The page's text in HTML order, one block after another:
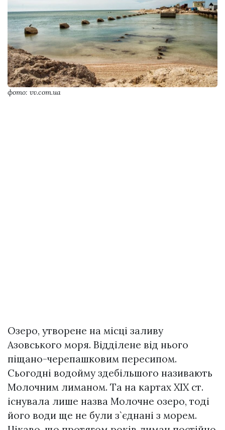
фото: vv.com.ua
Озеро, утворене на місці заливу
Азовського моря. Відділене від нього
піщано-черепашковим пересипом.
Сьогодні водойму здебільшого називають
Молочним лиманом. Та на картах XIX ст.
існувала лише назва Молочне озеро, тоді
його води ще не були з`єднані з морем.